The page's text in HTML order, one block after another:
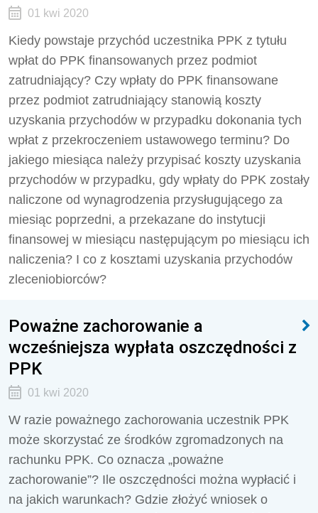
01 kwi 2020
Kiedy powstaje przychód uczestnika PPK z tytułu
wpłat do PPK finansowanych przez podmiot
zatrudniający? Czy wpłaty do PPK finansowane
przez podmiot zatrudniający stanowią koszty
uzyskania przychodów w przypadku dokonania tych
wpłat z przekroczeniem ustawowego terminu? Do
jakiego miesiąca należy przypisać koszty uzyskania
przychodów w przypadku, gdy wpłaty do PPK zostały
naliczone od wynagrodzenia przysługującego za
miesiąc poprzedni, a przekazane do instytucji
finansowej w miesiącu następującym po miesiącu ich
naliczenia? I co z kosztami uzyskania przychodów
zleceniobiorców?
Poważne zachorowanie a
wcześniejsza wypłata oszczędności z
PPK
01 kwi 2020
W razie poważnego zachorowania uczestnik PPK
może skorzystać ze środków zgromadzonych na
rachunku PPK. Co oznacza „poważne
zachorowanie”? Ile oszczędności można wypłacić i
na jakich warunkach? Gdzie złożyć wniosek o